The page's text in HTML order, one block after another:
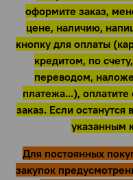
оформите заказ,
цене, наличию,
кнопку для оплаты
кредитом, по
переводом,
платежа...), оплатите
заказ. Если
указанным
Для постоянных
закупок